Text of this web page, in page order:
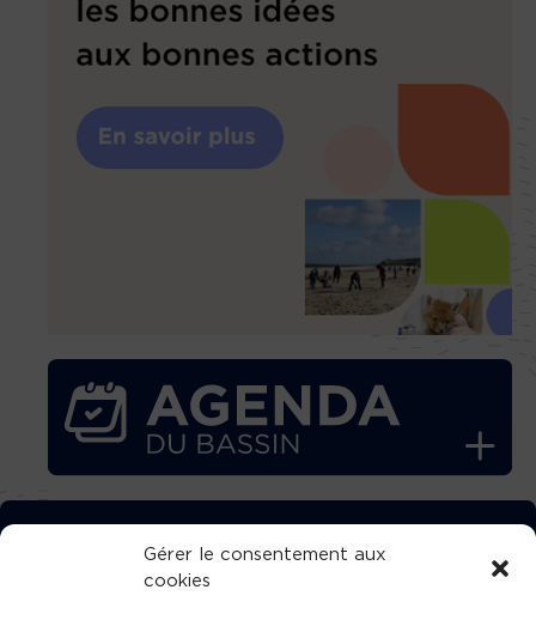
Gérer le consentement aux
cookies
TÉLÉCHARGEZ GRATUITEMENT
L’APPLICATION TVBA !